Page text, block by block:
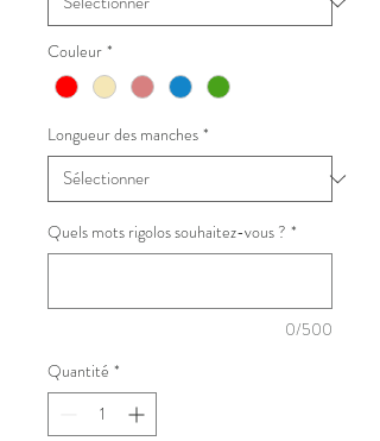
Couleur *
Longueur des manches *
Quels mots rigolos souhaitez-vous ? *
0/500
Quantité *